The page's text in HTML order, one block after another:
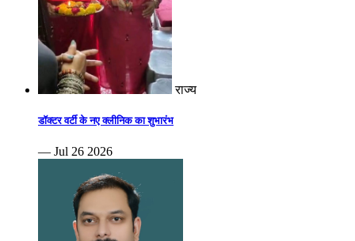
राज्य
डॉक्टर वर्टी के नए क्लीनिक का शुभारंभ
— Jul 26 2026